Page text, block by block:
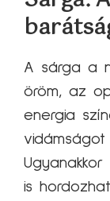
A sárga a
öröm, az
energia
is